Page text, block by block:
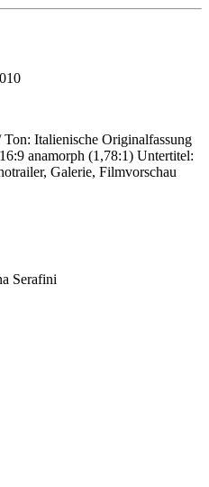
Italienische Originalfassung
anamorph (1,78:1) Untertitel:
Galerie, Filmvorschau
Serafini